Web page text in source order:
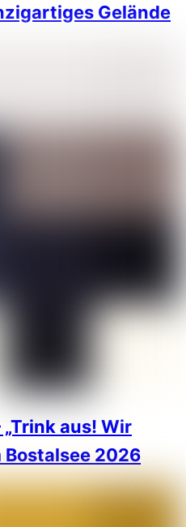
Gelände
„Trink aus! Wir
Bostalsee 2026